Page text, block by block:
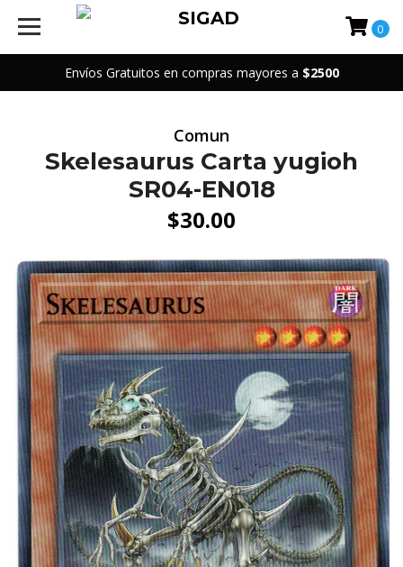
Envíos Gratuitos en compras mayores a $2500
0
Comun
Skelesaurus Carta yugioh
SR04-EN018
$30.00